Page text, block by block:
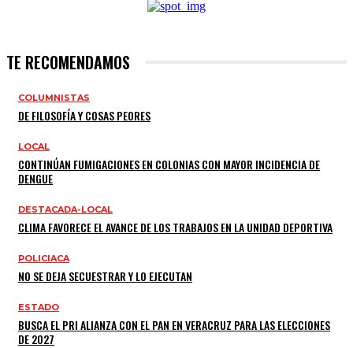
TE RECOMENDAMOS
COLUMNISTAS
DE FILOSOFÍA Y COSAS PEORES
LOCAL
CONTINÚAN FUMIGACIONES EN COLONIAS CON MAYOR INCIDENCIA DE
DENGUE
DESTACADA-LOCAL
CLIMA FAVORECE EL AVANCE DE LOS TRABAJOS EN LA UNIDAD DEPORTIVA
POLICIACA
NO SE DEJA SECUESTRAR Y LO EJECUTAN
ESTADO
BUSCA EL PRI ALIANZA CON EL PAN EN VERACRUZ PARA LAS ELECCIONES
DE 2027